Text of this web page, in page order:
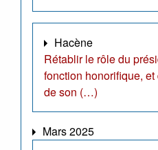
Hacène
Rétablir le rôle du
fonction honorifique,
de son (…)
Mars 2025